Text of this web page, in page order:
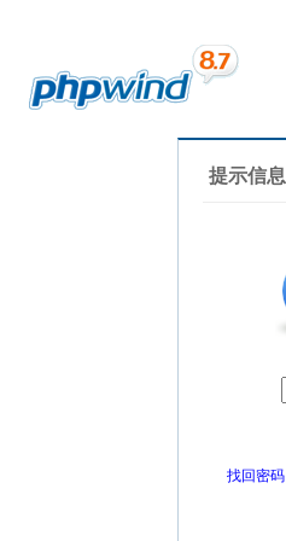
提示信息
找回密码